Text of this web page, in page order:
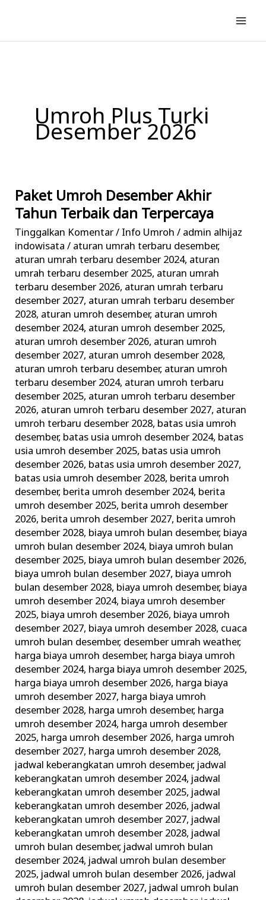
konten
Umroh Plus Turki
Desember 2026
Paket Umroh Desember Akhir
Tahun Terbaik dan Terpercaya
Tinggalkan Komentar/ Info Umroh / admin alhijaz
indowisata/ aturan umrah terbaru desember,
aturan umrah terbaru desember 2024, aturan
umrah terbaru desember 2025, aturan umrah
terbaru desember 2026, aturan umrah terbaru
desember 2027, aturan umrah terbaru desember
2028, aturan umroh desember, aturan umroh
desember 2024, aturan umroh desember 2025,
aturan umroh desember 2026, aturan umroh
desember 2027, aturan umroh desember 2028,
aturan umroh terbaru desember, aturan umroh
terbaru desember 2024, aturan umroh terbaru
desember 2025, aturan umroh terbaru desember
2026, aturan umroh terbaru desember 2027, aturan
umroh terbaru desember 2028, batas usia umroh
desember, batas usia umroh desember 2024, batas
usia umroh desember 2025, batas usia umroh
desember 2026, batas usia umroh desember 2027,
batas usia umroh desember 2028, berita umroh
desember, berita umroh desember 2024, berita
umroh desember 2025, berita umroh desember
2026, berita umroh desember 2027, berita umroh
desember 2028, biaya umroh bulan desember, biaya
umroh bulan desember 2024, biaya umroh bulan
desember 2025, biaya umroh bulan desember 2026,
biaya umroh bulan desember 2027, biaya umroh
bulan desember 2028, biaya umroh desember, biaya
umroh desember 2024, biaya umroh desember
2025, biaya umroh desember 2026, biaya umroh
desember 2027, biaya umroh desember 2028, cuaca
umroh bulan desember, desember umrah weather,
harga biaya umroh desember, harga biaya umroh
desember 2024, harga biaya umroh desember 2025,
harga biaya umroh desember 2026, harga biaya
umroh desember 2027, harga biaya umroh
desember 2028, harga umroh desember, harga
umroh desember 2024, harga umroh desember
2025, harga umroh desember 2026, harga umroh
desember 2027, harga umroh desember 2028,
jadwal keberangkatan umroh desember, jadwal
keberangkatan umroh desember 2024, jadwal
keberangkatan umroh desember 2025, jadwal
keberangkatan umroh desember 2026, jadwal
keberangkatan umroh desember 2027, jadwal
keberangkatan umroh desember 2028, jadwal
umroh bulan desember, jadwal umroh bulan
desember 2024, jadwal umroh bulan desember
2025, jadwal umroh bulan desember 2026, jadwal
umroh bulan desember 2027, jadwal umroh bulan
Paket
Umroh
Desember
Akhir
Tahun
Terbaik
dan
Terpercaya